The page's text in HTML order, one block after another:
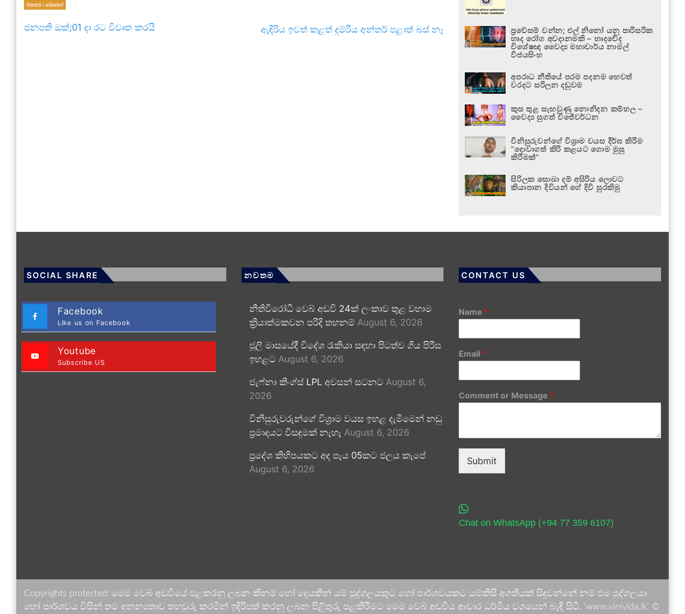
එතෙර - මෙතෙර
ජනපති ඔක්;01 දා රට විවෘත කරයි ඇඳිරිය ඉවත් කළත් දුම්රිය අන්තර් පළාත් බස් නෑ
ප්‍රවේසම් වන්න; එල් නිනෝ යනු පාරිසරික
හෘද රෝග අවදානමකි – හෘදවේද
විශේෂඥ වෛද්‍ය මහාචාර්ය නාමල්
විජයසිංහ
අපරාධ නීතියේ පරම පදනම හෙවත්
වරදට සරිලන දඬුවම
කුස තුළ සැඟවුණු නොනිදන කම්හල –
වෛද්‍ය සුගත් විජේවර්ධන
විනිසුරුවන්ගේ විශ්‍රාම වයස දීර්ඝ කිරීම
“දොවාගත් කිරි කළයට ගොම මුසු
කිරීමක්”
සිරිලක සොබා දම් අසිරිය ලොවට
කියාපාන දිවියන් ගේ දිවි සුරකිමු
SOCIAL SHARE
Facebook
Like us on Facebook
Youtube
Subscribe US
නවතම
නීතිවිරෝධී වෙබ් අඩවි 24ක් ලංකාව තුළ වහාම
ක්‍රියාත්මකවන පරිදි තහනම් August 6, 2026
ජූලි මාසයේදී විදේශ රැකියා සඳහා පිටත්ව ගිය පිරිස
ඉහළට August 6, 2026
ජැෆ්නා කිංග්ස් LPL අවසන් සටනට August 6,
2026
විනිසුරුවරුන්ගේ විශ්‍රාම වයස ඉහළ දැමීමෙන් නඩු
ප්‍රමාදයට විසඳුමක් නැහැ August 6, 2026
ප්‍රදේශ කිහිපයකට අද පැය 05කට ජලය කැපේ
August 6, 2026
CONTACT US
Name *
Email *
Comment or Message *
Submit
Chat on WhatsApp (+94 77 359 6107)
Copyrights protected: මෙම වෙබ් අඩවියේ පළකරනු ලබන කිනම් හෝ දෙයකින් යම් පුද්ගලයකුට හෝ පාර්ශවයකට යම්කිසි අගතියක් සිදුවන්නේ නම් එම පුද්ගලයා
හෝ පාර්ශවය විසින් තම අනන්‍යතාව තහවුරු කරමින් ඉදිරිපත් කරනු ලබන පිළිතුරු පළකිරීමට මෙම වෙබ් අඩවිය ආචාර ධර්මීය වශයෙන් බැඳී සිටී. 'www.vinivida.lk' ©